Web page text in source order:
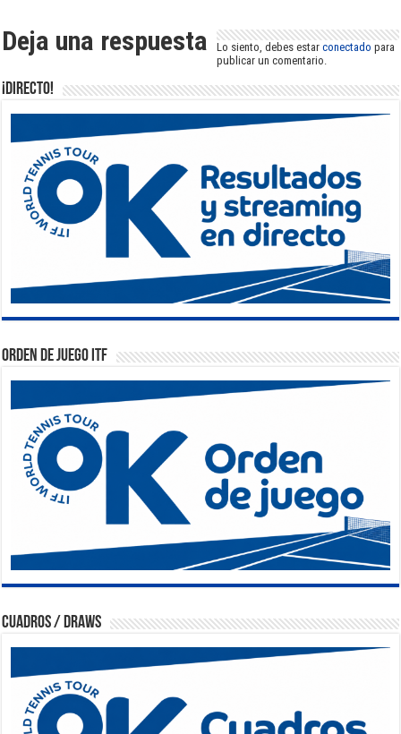
Deja una respuesta Lo siento, debes estarconectado para
publicar un comentario.
¡DIRECTO!
Orden de Juego ITF
Cuadros / Draws